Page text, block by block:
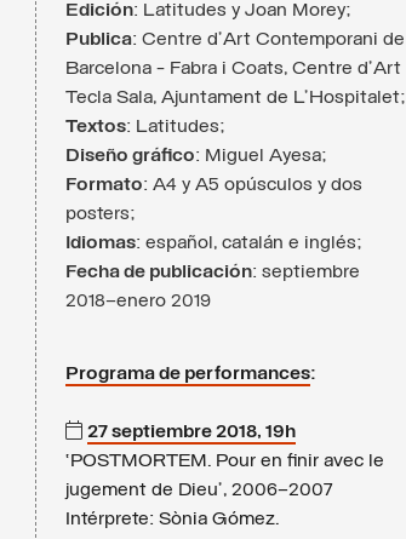
Edición: Latitudes y Joan Morey;
Publica: Centre d’Art Contemporani de
Barcelona - Fabra i Coats, Centre d’Art
Tecla Sala, Ajuntament de L’Hospitalet;
Textos: Latitudes;
Diseño gráfico: Miguel Ayesa;
Formato: A4 y A5 opúsculos y dos
posters;
Idiomas: español, catalán e inglés;
Fecha de publicación: septiembre
2018–enero 2019
Programa de performances:
27 septiembre 2018, 19h
‘POSTMORTEM. Pour en finir avec le
jugement de Dieu’, 2006–2007
Intérprete: Sònia Gómez.